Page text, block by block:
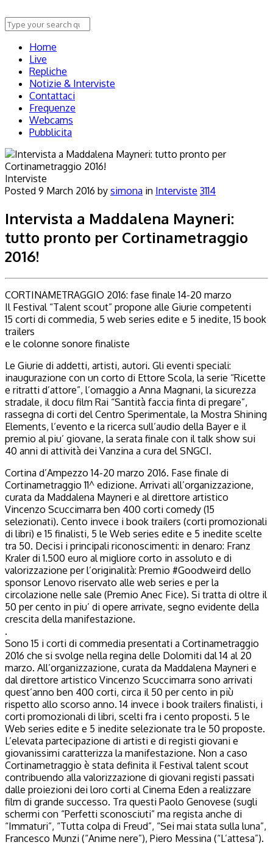
Home
Live
Repliche
Notizie & Interviste
Contattaci
Frequenze
Webcams
Pubblicita
Interviste
Posted 9 March 2016 by simona in Interviste 3114
Intervista a Maddalena Mayneri:
tutto pronto per Cortinametraggio
2016!
CORTINAMETRAGGIO 2016: fase finale 14-20 marzo
Il Festival “Talent scout” propone alle Giurie competenti
15 corti di commedia, 5 web series edite e 5 inedite, 15 book
trailers
e le colonne sonore finaliste
Le Giurie di addetti, artisti, autori. Gli eventi speciali:
inaugurazione con un corto di Ettore Scola, la serie “Ricette
e ritratti d’attore”, l’omaggio a Anna Magnani, la sicurezza
stradale, il docu film Rai “Santità faccia finta di pregare”,
rassegna di corti del Centro Sperimentale, la Mostra Shining
Elements, l’evento e la ricerca sull’audio della Bayer e il
premio al piu’ giovane, la serata finale con il talk show sui
40 anni di attività dei Vanzina a cura del SNGCI.
Cortina d’Ampezzo 14-20 marzo 2016. Fase finale di
Cortinametraggio 11^ edizione. Arrivati all’organizzazione,
curata da Maddalena Mayneri e al direttore artistico
Vincenzo Scuccimarra ben 400 corti comedy (15
selezionati). Cento invece i book trailers (corti promozionali
di libri) e 15 finalisti, 5 le Web series edite e 5 inedite scelte
tra 50. Decisi i principali riconoscimenti: in denaro: Franz
Kraler di 1.500 euro al migliore corto in assoluto e di
valorizzazione per l’originalità: Premio #Goodweird dello
sponsor Lenovo riservato alle web series e per la
circolazione nelle sale (Premio Anec Fice). Si tratta di oltre il
50 per cento in piu’ di opere arrivate, segno evidente della
crescita della manifestazione.
.
Sono 15 i corti di commedia presentati a Cortinametraggio
2016 che si svolge nella regina delle Dolomiti dal 14 al 20
marzo. All’organizzazione, curata da Maddalena Mayneri e
dal direttore artistico Vincenzo Scuccimarra sono arrivati
quest’anno ben 400 corti, circa il 50 per cento in più
rispetto allo scorso anno. 14 invece i book trailers finalisti, i
corti promozionali di libri, scelti fra i cento proposti. 5 le
Web series edite e 5 inedite selezionate tra le 50 proposte.
L’elevata partecipazione di artisti e di registi giovani e
giovanissimi caratterizza la manifestazione. Non a caso
Cortinametraggio è stata definita il Festival talent scout
contribuendo alla valorizzazione di giovani registi passati
dalle proiezioni dei loro corti al Cinema Eden a realizzare
film di grande successo. Tra questi Paolo Genovese (sugli
schermi con “Perfetti sconosciuti” ma regista anche di
“Immaturi”, “Tutta colpa di Freud”, “Sei mai stata sulla luna”,
Francesco Munzi (“Anime nere”), Piero Messina (“L’attesa”).